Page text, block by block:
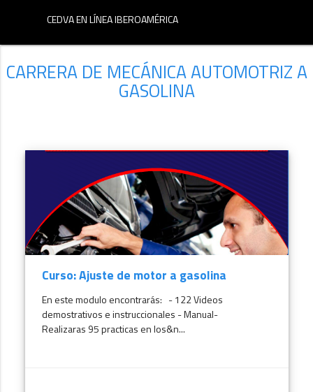
CEDVA EN LÍNEA IBEROAMÉRICA
CARRERA DE MECÁNICA AUTOMOTRIZ A
GASOLINA
Curso: Ajuste de motor a gasolina
En este modulo encontrarás: - 122 Videos
demostrativos e instruccionales - Manual-
Realizaras 95 practicas en los&n...